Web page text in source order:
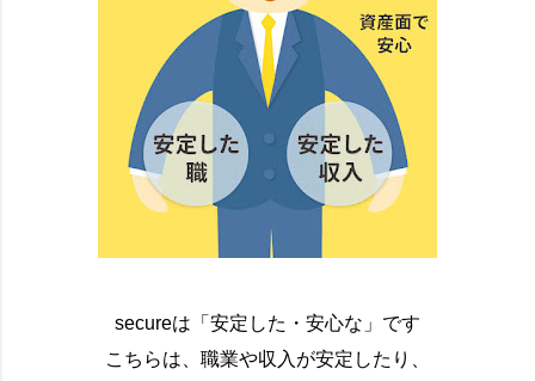
secureは「安定した・安心な」です
こちらは、職業や収入が安定したり、